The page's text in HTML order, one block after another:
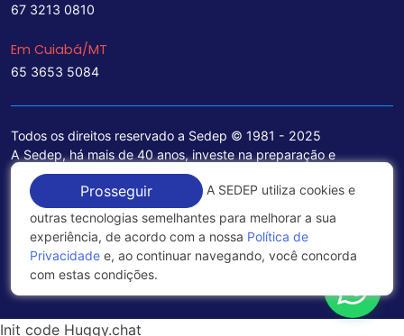
67 3213 0810
Em Cuiabá/MT
65 3653 5084
Todos os direitos reservado a Sedep © 1981 - 2025
A Sedep, há mais de 40 anos, investe na preparação e
treinamento de funcionários e na aquisição de tecnologia de
ponta para a ampliação de seu portfólio de serviços voltados
para a área jurídica, que contemplam informações seguras e
excelentes soluções empresariais.
Política de Privacidade
Prosseguir
A SEDEP utiliza cookies e
outras tecnologias semelhantes para melhorar a sua
experiência, de acordo com a nossa Política de
Privacidade e, ao continuar navegando, você concorda
com estas condições.
Init code Huggy.chat